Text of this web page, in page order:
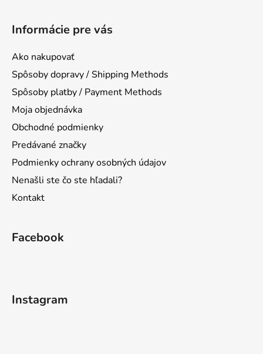
Informácie pre vás
Ako nakupovať
Spôsoby dopravy / Shipping Methods
Spôsoby platby / Payment Methods
Moja objednávka
Obchodné podmienky
Predávané značky
Podmienky ochrany osobných údajov
Nenašli ste čo ste hľadali?
Kontakt
Facebook
Instagram